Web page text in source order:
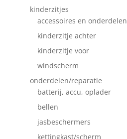
kinderzitjes
accessoires en onderdelen
kinderzitje achter
kinderzitje voor
windscherm
onderdelen/reparatie
batterij, accu, oplader
bellen
jasbeschermers
kettingkast/scherm